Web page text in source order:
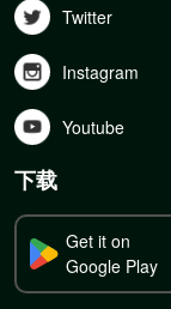
Twitter
Instagram
Youtube
下载
Get it on
Google Play